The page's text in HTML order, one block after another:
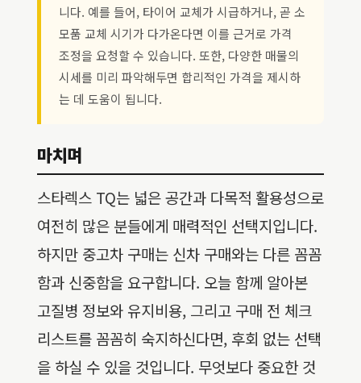
니다. 예를 들어, 타이어 교체가 시급하거나, 곧 소
모품 교체 시기가 다가온다면 이를 근거로 가격
조정을 요청할 수 있습니다. 또한, 다양한 매물의
시세를 미리 파악해두면 합리적인 가격을 제시하
는 데 도움이 됩니다.
마치며
스타렉스 TQ는 넓은 공간과 다목적 활용성으로
여전히 많은 분들에게 매력적인 선택지입니다.
하지만 중고차 구매는 신차 구매와는 다른 꼼꼼
함과 신중함을 요구합니다. 오늘 함께 알아본
고질병 정보와 유지비용, 그리고 구매 전 체크
리스트를 꼼꼼히 숙지하신다면, 후회 없는 선택
을 하실 수 있을 것입니다. 무엇보다 중요한 것